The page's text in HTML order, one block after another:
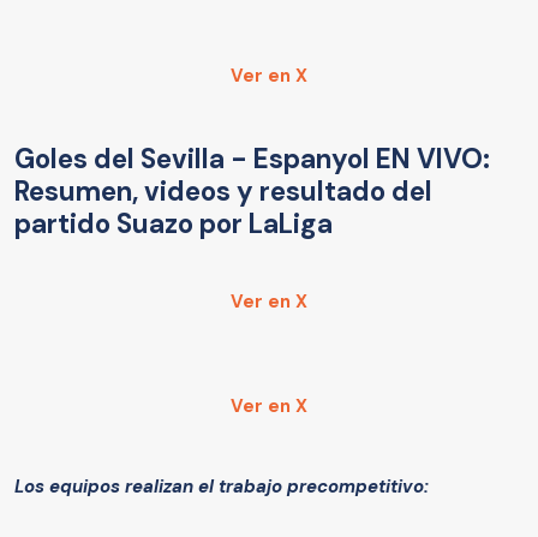
Ver en X
Goles del Sevilla - Espanyol EN VIVO:
Resumen, videos y resultado del
partido Suazo por LaLiga
Ver en X
Ver en X
Los equipos realizan el trabajo precompetitivo: